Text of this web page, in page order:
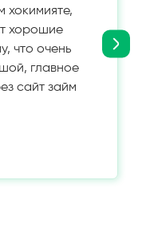
хокимияте,
хорошие
что очень
главное
сайт займ